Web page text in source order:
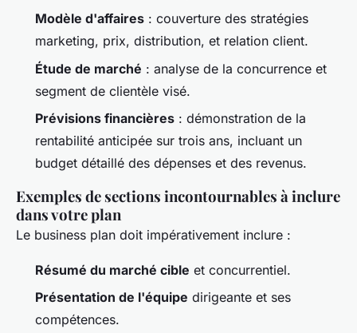
Modèle d'affaires : couverture des stratégies
marketing, prix, distribution, et relation client.
Étude de marché : analyse de la concurrence et
segment de clientèle visé.
Prévisions financières : démonstration de la
rentabilité anticipée sur trois ans, incluant un
budget détaillé des dépenses et des revenus.
Exemples de sections incontournables à inclure
dans votre plan
Le business plan doit impérativement inclure :
Résumé du marché cible et concurrentiel.
Présentation de l'équipe dirigeante et ses
compétences.